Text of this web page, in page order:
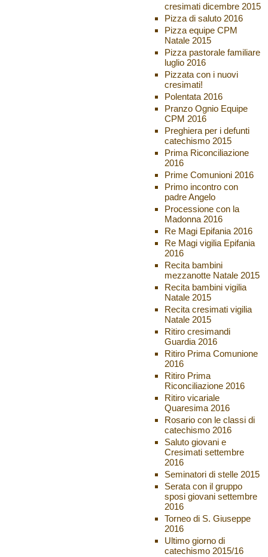
cresimati dicembre 2015
Pizza di saluto 2016
Pizza equipe CPM
Natale 2015
Pizza pastorale familiare
luglio 2016
Pizzata con i nuovi
cresimati!
Polentata 2016
Pranzo Ognio Equipe
CPM 2016
Preghiera per i defunti
catechismo 2015
Prima Riconciliazione
2016
Prime Comunioni 2016
Primo incontro con
padre Angelo
Processione con la
Madonna 2016
Re Magi Epifania 2016
Re Magi vigilia Epifania
2016
Recita bambini
mezzanotte Natale 2015
Recita bambini vigilia
Natale 2015
Recita cresimati vigilia
Natale 2015
Ritiro cresimandi
Guardia 2016
Ritiro Prima Comunione
2016
Ritiro Prima
Riconciliazione 2016
Ritiro vicariale
Quaresima 2016
Rosario con le classi di
catechismo 2016
Saluto giovani e
Cresimati settembre
2016
Seminatori di stelle 2015
Serata con il gruppo
sposi giovani settembre
2016
Torneo di S. Giuseppe
2016
Ultimo giorno di
catechismo 2015/16